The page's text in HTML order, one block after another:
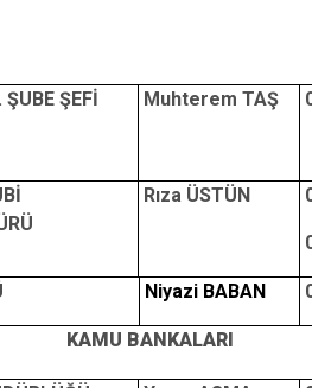
ŞEFİ Muhterem TAŞ
Rıza ÜSTÜN
Niyazi BABAN
KAMU BANKALARI